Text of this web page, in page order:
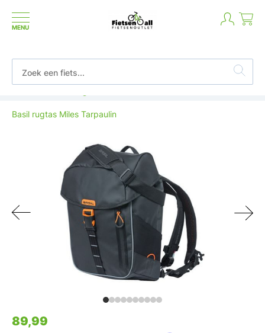
MENU
Basil rugtas Miles Tarpaulin
89,99